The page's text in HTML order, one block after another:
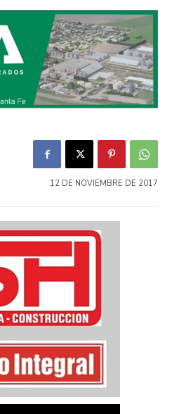
12 DE NOVIEMBRE DE 2017